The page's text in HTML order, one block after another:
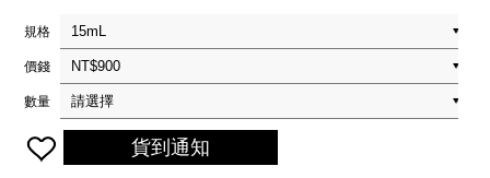
規格
價錢
數量
貨到通知